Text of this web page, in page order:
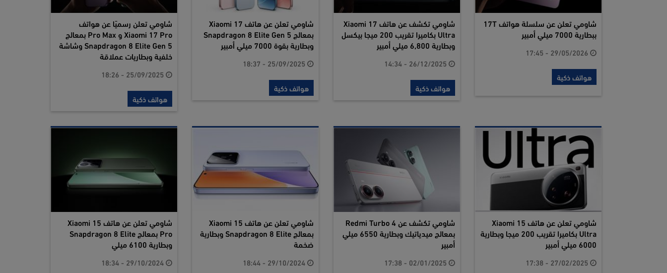
شاومي تعلن عن سلسلة هواتف 17T
ببطارية 7000 ميلي أمبير
هواتف ذكية
شاومي تكشف عن هاتف Xiaomi 17
Ultra بكاميرا تقريب 200 ميجا بيكسل
وبطارية 6,800 ميلي أمبير
هواتف ذكية
شاومي تعلن عن هاتف Xiaomi 17
بمعالج Snapdragon 8 Elite Gen 5
وبطارية بقوة 7000 ميلي أمبير
هواتف ذكية
شاومي تعلن رسميًا عن هواتف
Xiaomi 17 Pro و Pro Max بمعالج
Snapdragon 8 Elite Gen 5 وشاشة
خلفية وبطاريات عملاقة
هواتف ذكية
شاومي تعلن عن هاتف Xiaomi 15
Ultra بكاميرا تقريب 200 ميجا وبطارية
6000 ميلي أمبير
شاومي تكشف عن Redmi Turbo 4
بمعالج ميدياتيك وبطارية 6550 ميلي
أمبير
شاومي تعلن عن هاتف Xiaomi 15
بمعالج Snapdragon 8 Elite وبطارية
ضخمة
شاومي تعلن عن هاتف Xiaomi 15
Pro بمعالج Snapdragon 8 Elite
وبطارية 6100 ميلي